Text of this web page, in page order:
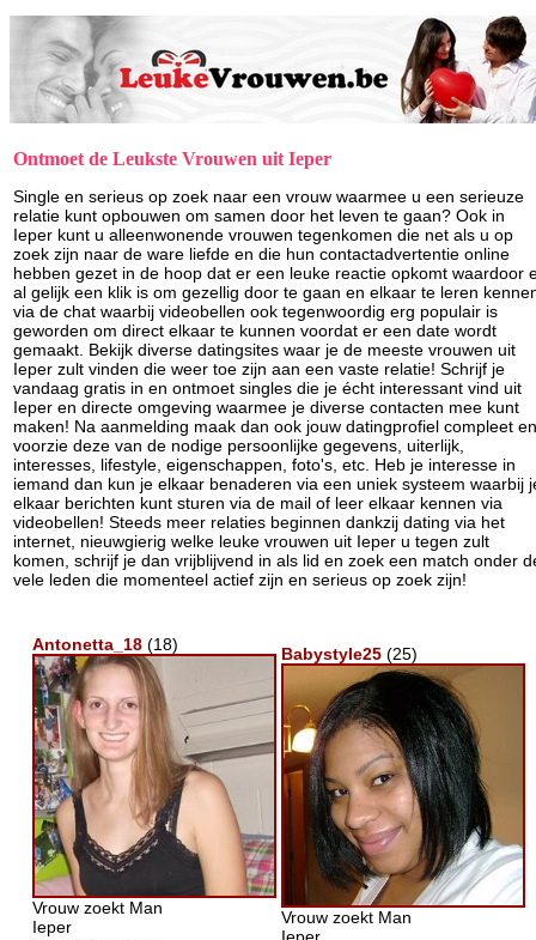
Ontmoet de Leukste Vrouwen uit Ieper
Single en serieus op zoek naar een vrouw waarmee u een serieuze
relatie kunt opbouwen om samen door het leven te gaan? Ook in
Ieper kunt u alleenwonende vrouwen tegenkomen die net als u op
zoek zijn naar de ware liefde en die hun contactadvertentie online
hebben gezet in de hoop dat er een leuke reactie opkomt waardoor
al gelijk een klik is om gezellig door te gaan en elkaar te leren
via de chat waarbij videobellen ook tegenwoordig erg populair is
geworden om direct elkaar te kunnen voordat er een date wordt
gemaakt. Bekijk diverse datingsites waar je de meeste vrouwen uit
Ieper zult vinden die weer toe zijn aan een vaste relatie! Schrijf je
vandaag gratis in en ontmoet singles die je écht interessant vind uit
Ieper en directe omgeving waarmee je diverse contacten mee kunt
maken! Na aanmelding maak dan ook jouw datingprofiel compleet en
voorzie deze van de nodige persoonlijke gegevens, uiterlijk,
interesses, lifestyle, eigenschappen, foto's, etc. Heb je interesse in
iemand dan kun je elkaar benaderen via een uniek systeem waarbij
elkaar berichten kunt sturen via de mail of leer elkaar kennen via
videobellen! Steeds meer relaties beginnen dankzij dating via het
internet, nieuwgierig welke leuke vrouwen uit Ieper u tegen zult
komen, schrijf je dan vrijblijvend in als lid en zoek een match onder
vele leden die momenteel actief zijn en serieus op zoek zijn!
Antonetta_18 (18)
Vrouw zoekt Man
Ieper
Babystyle25 (25)
Vrouw zoekt Man